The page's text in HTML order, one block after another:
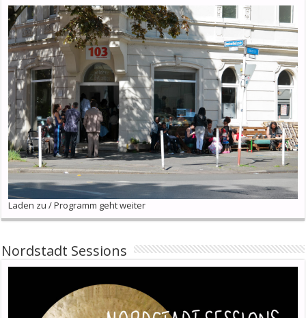
Laden zu / Programm geht weiter
Nordstadt Sessions